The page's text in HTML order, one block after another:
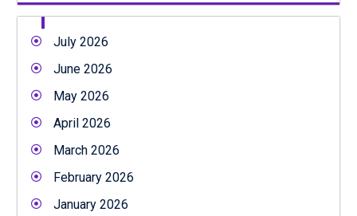
July 2026
June 2026
May 2026
April 2026
March 2026
February 2026
January 2026